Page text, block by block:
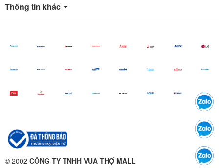
Thông tin khác
© 2002 CÔNG TY TNHH VUA THỢ MALL